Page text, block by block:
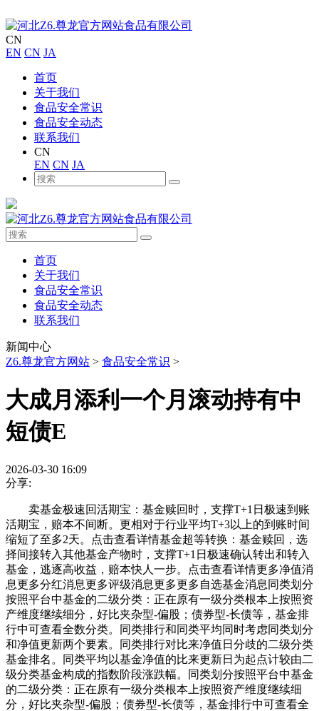
CN
EN CN JA
首页
关于我们
食品安全常识
食品安全动态
联系我们
CN
EN CN JA
首页
关于我们
食品安全常识
食品安全动态
联系我们
新闻中心
Z6.尊龙官方网站 > 食品安全常识 >
大成月添利一个月滚动持有中
短债E
2026-03-30 16:09
分享:
卖基金极速回活期宝：基金赎回时，支撑T+1日极速到账
活期宝，赔本不间断。更相对于行业平均T+3以上的到账时间
缩短了至多2天。点击查看详情基金超等转换：基金赎回，选
择间接转入其他基金产物时，支撑T+1日极速确认转出和转入
基金，逃逐高收益，赔本快人一步。点击查看详情更多净值消
息更多分红消息更多评级消息更多更多自选基金消息同类划分
按照平台中基金的二级分类：正在原有一级分类根本上按照资
产维度继续细分，好比夹杂型-偏股；债券型-长债等，基金排
行中可查看全数分类。同类排行和同类平均同时考虑同类划分
和净值更新两个要素。同类排行对比来净值日分歧的二级分类
基金排名。同类平均以基金净值的比来更新日为起点计较由二
级分类基金构成的指数阶段涨跌幅。同类划分按照平台中基金
的二级分类：正在原有一级分类根本上按照资产维度继续细
分，好比夹杂型-偏股；债券型-长债等，基金排行中可查看全